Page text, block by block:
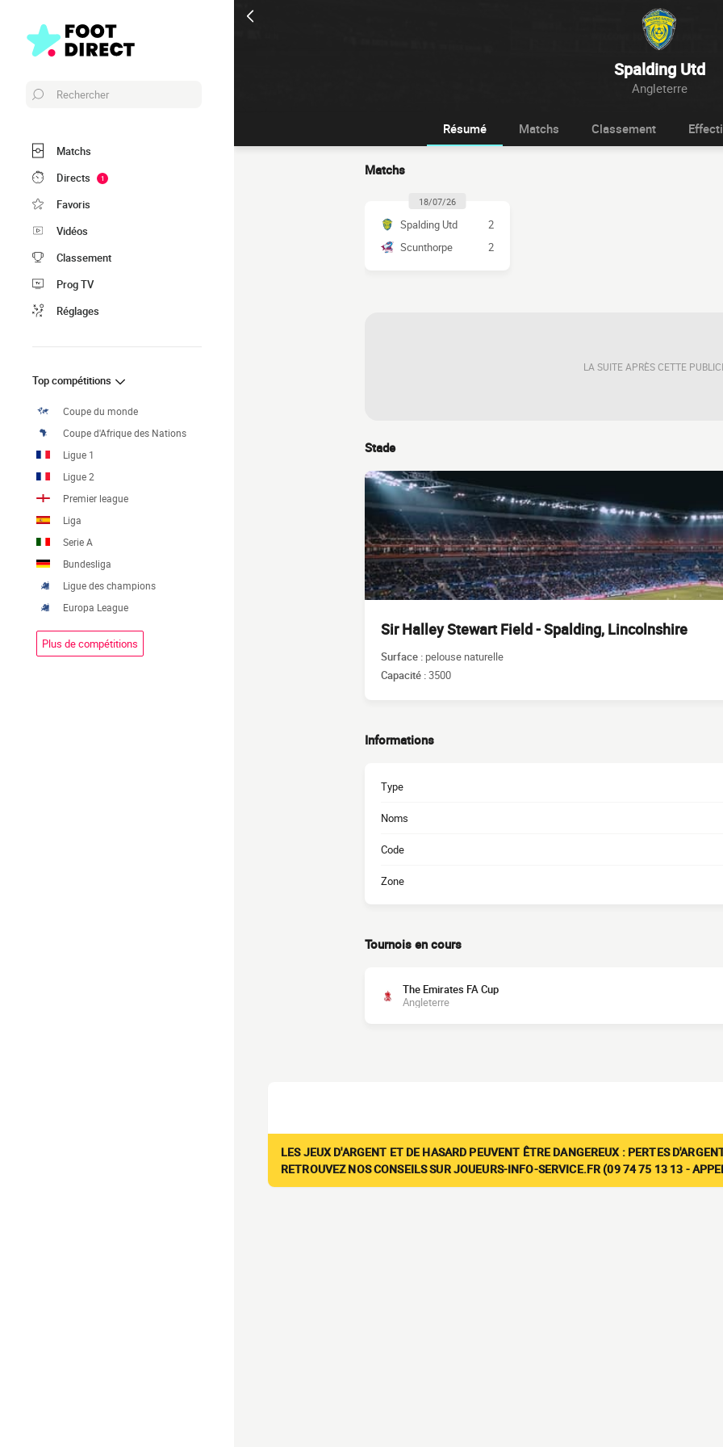
Spalding Utd
Angleterre
Rechercher
Matchs
Directs
1
Favoris
Vidéos
Classement
Prog TV
Réglages
Top compétitions
Coupe du monde
Coupe d'Afrique des Nations
Ligue 1
Ligue 2
Premier league
Liga
Serie A
Bundesliga
Ligue des champions
Europa League
Plus de compétitions
Résumé Matchs Classement
Matchs
18/07/26
Spalding Utd
2
Scunthorpe
2
LA SUITE APRÈS CETTE
Stade
Sir Halley Stewart Field - Spalding, Lincolnshire
Surface : pelouse naturelle
Capacité :3500
Informations
Type
Noms
Code
Zone
Tournois en cours
The Emirates FA Cup
Angleterre
LES JEUX D'ARGENT ET DE HASARD PEUVENT ÊTRE DANGEREUX : PERTES
RETROUVEZ NOS CONSEILS SUR JOUEURS-INFO-SERVICE.FR (09 74 75 13 13 -